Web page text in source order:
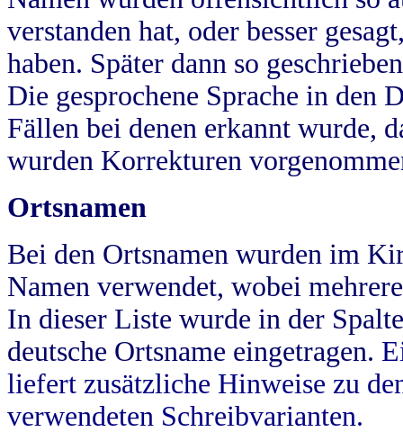
verstanden hat, oder besser
haben. Später dann so
Die gesprochene Sprache in
Fällen bei denen erkannt wurde,
wurden Korrekturen
Ortsnamen
Bei den Ortsnamen wurden im
Namen verwendet, wobei
In dieser Liste wurde in der
deutsche Ortsname eingetragen.
liefert zusätzliche Hinweise zu
verwendeten Schreibvarianten.